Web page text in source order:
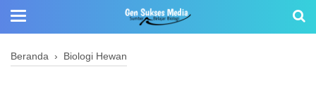
Beranda › Biologi Hewan